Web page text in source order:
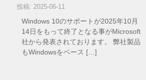
投稿: 2025-06-11
Windows 10のサポートが2025年10月
14日をもって終了となる事がMicrosoft
社から発表されております。 弊社製品
もWindowsをベース […]